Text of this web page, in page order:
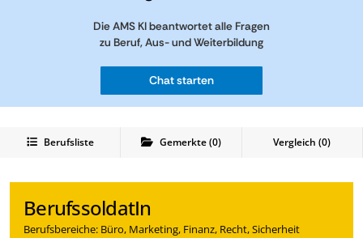
Die AMS KI beantwortet alle Fragen
zu Beruf, Aus- und Weiterbildung
Chat starten
Berufsliste Gemerkte(0) Vergleich (0)
BerufssoldatIn
Berufsbereiche: Büro, Marketing, Finanz, Recht, Sicherheit